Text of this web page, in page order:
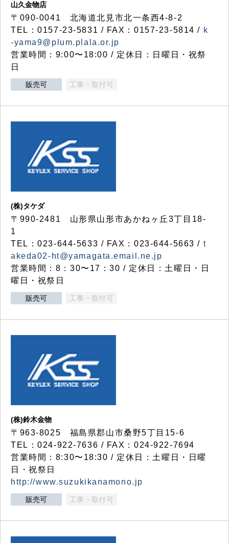
山久金物店
〒090-0041 北海道北見市北一条西4-8-2
TEL：0157-23-5831 / FAX：0157-23-5814 / k
-yama9@plum.plala.or.jp
営業時間：9:00〜18:00 / 定休日：日曜日・祝祭
日
販売可 工事・取付可
(株)タケダ
〒990-2481 山形県山形市あかねヶ丘3丁目18-
1
TEL：023-644-5633 / FAX：023-644-5663 / t
akeda02-ht@yamagata.email.ne.jp
営業時間：8：30〜17：30 / 定休日：土曜日・日
曜日・祝祭日
販売可 工事・取付可
(株)鈴木金物
〒963-8025 福島県郡山市桑野5丁目15-6
TEL：024-922-7636 / FAX：024-922-7694
営業時間：8:30〜18:30 / 定休日：土曜日・日曜
日・祝祭日
http://www.suzukikanamono.jp
販売可 工事・取付可